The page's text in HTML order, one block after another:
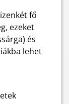
fő
ezeket
és
lehet